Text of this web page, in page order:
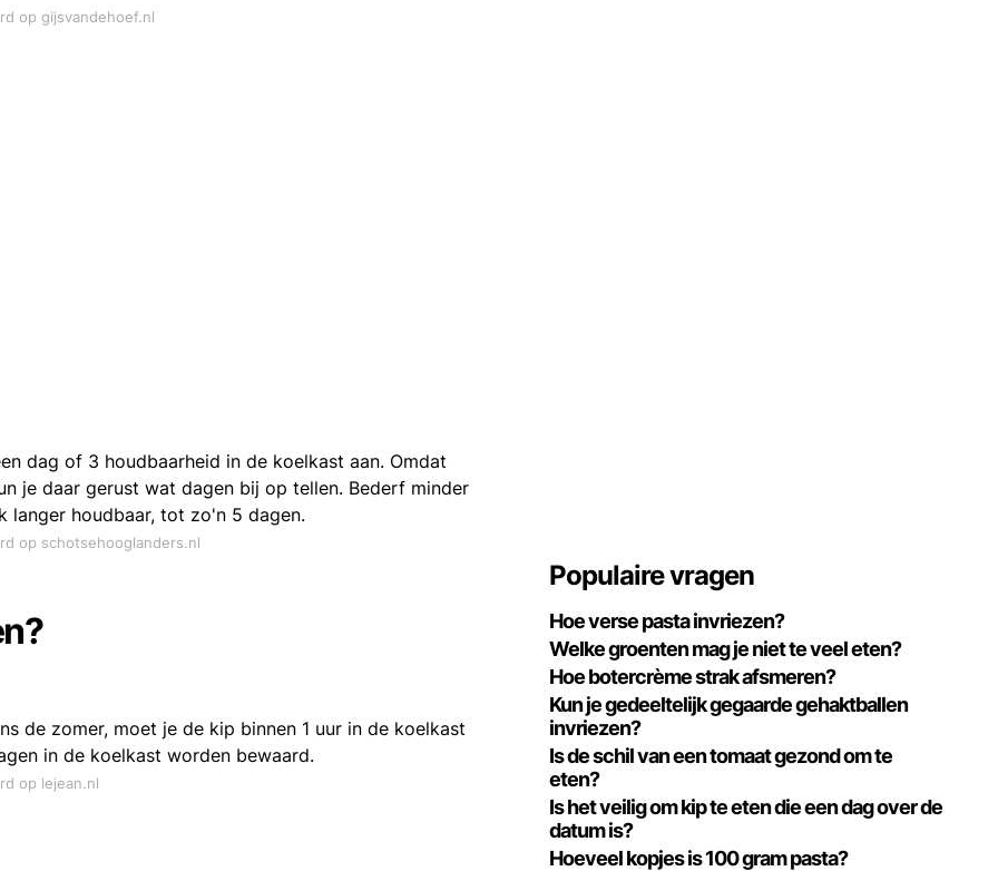
op gijsvandehoef.nl
dag of 3 houdbaarheid in de koelkast aan. Omdat
je daar gerust wat dagen bij op tellen. Bederf minder
langer houdbaar, tot zo'n 5 dagen.
op schotsehooglanders.nl
de zomer, moet je de kip binnen 1 uur in de koelkast
in de koelkast worden bewaard.
op lejean.nl
Populaire vragen
Hoe verse pasta invriezen?
Welke groenten mag je niet te veel eten?
Hoe botercrème strak afsmeren?
Kun je gedeeltelijk gegaarde gehaktballen
invriezen?
Is de schil van een tomaat gezond om te
eten?
Is het veilig om kip te eten die een dag over de
datum is?
Hoeveel kopjes is 100 gram pasta?